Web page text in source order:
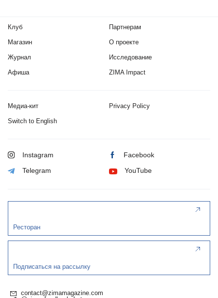
Клуб
Магазин
Журнал
Афиша
Партнерам
О проекте
Исследование
ZIMA Impact
Медиа-кит Privacy Policy
Switch to English
Instagram Facebook
Telegram YouTube
Ресторан
Подписаться на рассылку
contact@zimamagazine.com